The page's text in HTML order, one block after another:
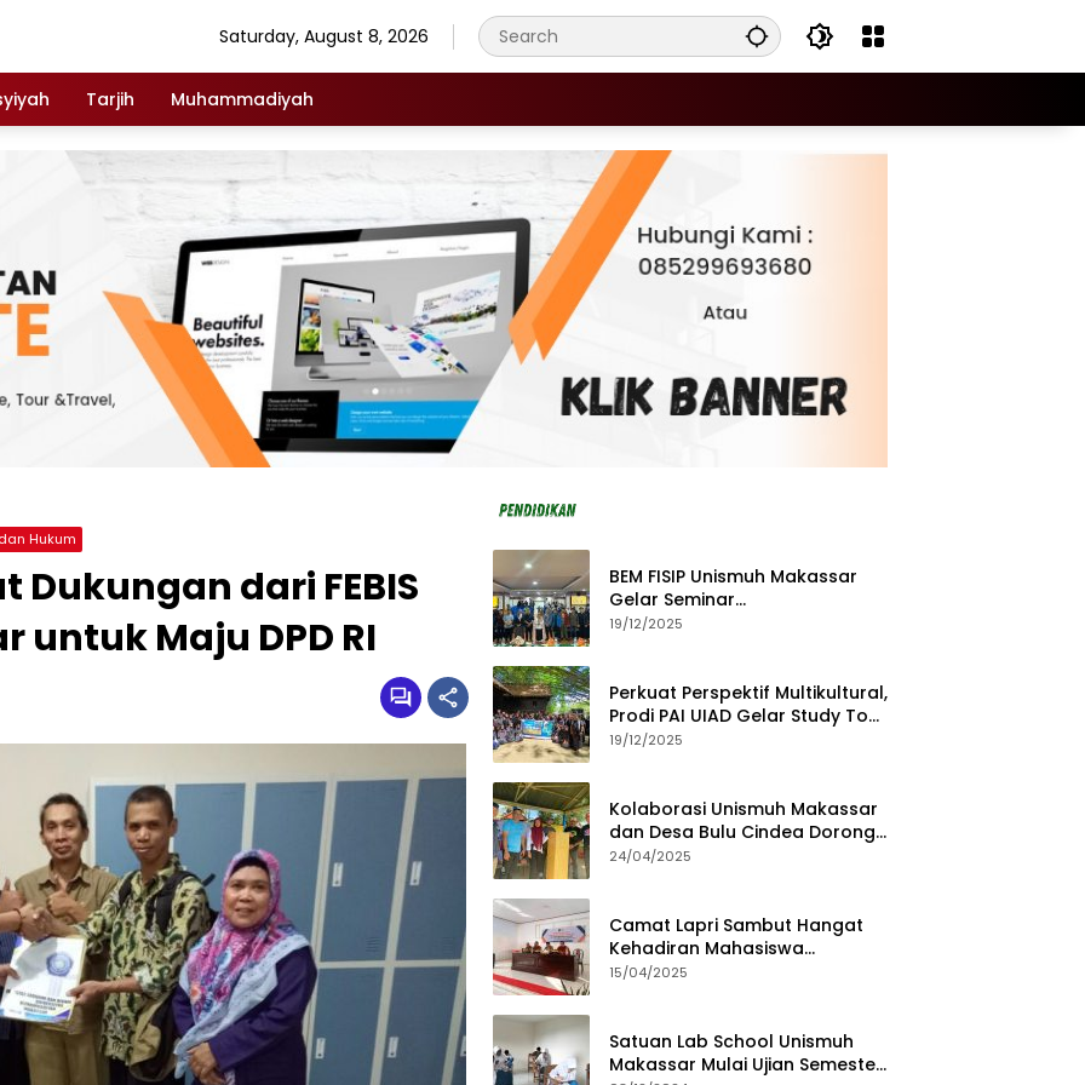
Saturday, August 8, 2026
Tarjih Muhammadiyah
Hukum
Dukungan dari FEBIS
untuk Maju DPD RI
BEM FISIP Unismuh Makassar
Gelar Seminar
Keperempuanan, Bahas
19/12/2025
Perkuat Perspektif Multikultural,
Prodi PAI UIAD Gelar Study Tour
ke Kajang
19/12/2025
Kolaborasi Unismuh Makassar
dan Desa Bulu Cindea Dorong
Sentra Garam Industri
24/04/2025
Camat Lapri Sambut Hangat
Kehadiran Mahasiswa
PoltekMu
15/04/2025
Satuan Lab School Unismuh
Makassar Mulai Ujian Semester,